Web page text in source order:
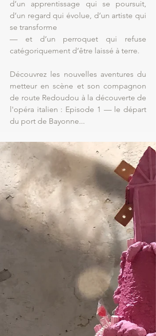
d’un apprentissage qui se poursuit,
d’un regard qui évolue, d’un artiste qui
se transforme
— et d’un perroquet qui refuse
catégoriquement d’être laissé à terre.
Découvrez les nouvelles aventures du
metteur en scène et son compagnon
de route Redoudou à la découverte de
l'opéra italien : Episode 1 — le départ
du port de Bayonne...